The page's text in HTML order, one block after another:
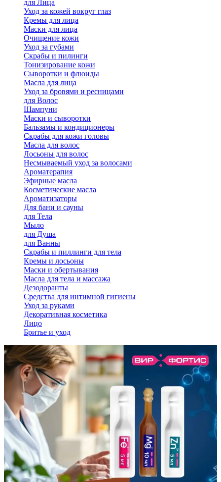
для Лица
Уход за кожей вокруг глаз
Кремы для лица
Маски для лица
Очищение кожи
Уход за губами
Скрабы и пилинги
Тонизирование кожи
Сыворотки и флюиды
Масла для лица
Уход за бровями и ресницами
для Волос
Шампуни
Маски и сыворотки
Бальзамы и кондиционеры
Скрабы для кожи головы
Масла для волос
Лосьоны для волос
Несмываемый уход за волосами
Ароматерапия
Эфирные масла
Косметические масла
Ароматизаторы
Для бани и сауны
для Тела
Мыло
для Душа
для Ванны
Скрабы и пиллинги для тела
Кремы и лосьоны
Маски и обертывания
Масла для тела и массажа
Дезодоранты
Средства для интимной гигиены
Уход за руками
Декоративная косметика
Лицо
Бритье и уход